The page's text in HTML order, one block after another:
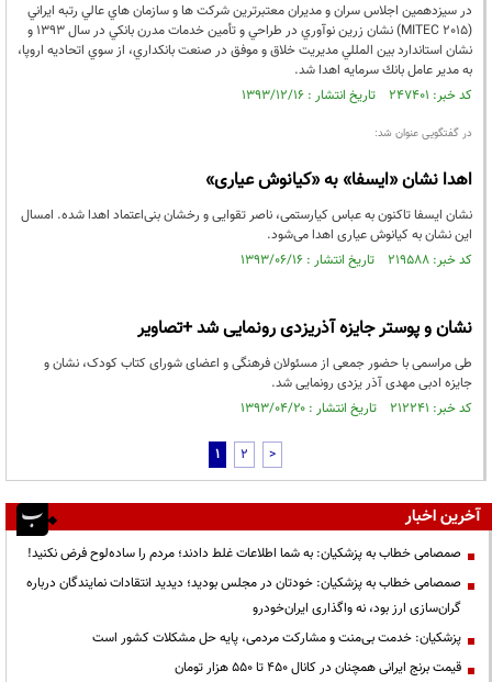
در سيزدهمين اجلاس سران و مديران معتبرترين شركت ها و سازمان هاي عالي رتبه ايراني
(MITEC 2015) نشان زرين نوآوري در طراحي و تأمين خدمات مدرن بانكي در سال 1393 و
نشان استاندارد بين المللي مديريت خلاق و موفق در صنعت بانكداري، از سوي اتحاديه اروپا،
به مدير عامل بانك سرمايه اهدا شد.
کد خبر: ۲۴۷۴۰۱ تاریخ انتشار : ۱۳۹۳/۱۲/۱۶
در گفتگویی عنوان شد:
اهدا نشان «ایسفا» به «کیانوش عیاری»
نشان ایسفا تاکنون به عباس کیارستمی، ناصر تقوایی و رخشان بنی‌اعتماد اهدا شده. امسال
این نشان به کیانوش عیاری اهدا می‌شود.
کد خبر: ۲۱۹۵۸۸ تاریخ انتشار : ۱۳۹۳/۰۶/۱۶
نشان و پوستر جایزه آذریزدی رونمایی شد +تصاویر
طی مراسمی با حضور جمعی از مسئولان فرهنگی و اعضای شورای کتاب کودک، نشان و
جایزه ادبی مهدی آذر یزدی رونمایی شد.
کد خبر: ۲۱۲۲۴۱ تاریخ انتشار : ۱۳۹۳/۰۴/۲۰
1 2 >
آخرین اخبار
صمصامی خطاب به پزشکیان: به شما اطلاعات غلط دادند؛ مردم را ساده‌لوح فرض نکنید!
صمصامی خطاب به پزشکیان: خودتان در مجلس بودید؛ دیدید انتقادات نمایندگان درباره
گران‌سازی ارز بود، نه واگذاری ایران‌خودرو
پزشکیان: خدمت بی‌منت و مشارکت مردمی، پایه حل مشکلات کشور است
قیمت‌ برنج ایرانی همچنان در کانال ۴۵۰ تا ۵۵۰ هزار تومان